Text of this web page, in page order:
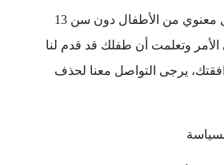
نحن لا نجمع بشكل معنوي من الأطفال دون سن 13
الأمر وتعلمت أن طفلك قد قدم لنا
يرجى التواصل معنا لحذف